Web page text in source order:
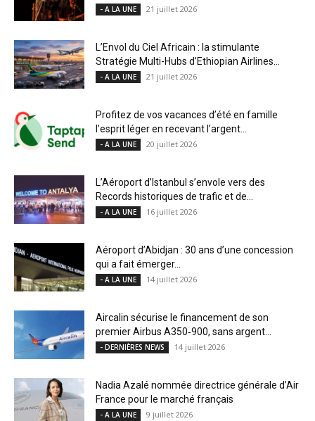
- A LA UNE 21 juillet 2026
L’Envol du Ciel Africain : la stimulante
Stratégie Multi-Hubs d’Ethiopian Airlines...
- A LA UNE 21 juillet 2026
Profitez de vos vacances d’été en famille
l’esprit léger en recevant l’argent...
- A LA UNE 20 juillet 2026
L’Aéroport d’Istanbul s’envole vers des
Records historiques de trafic et de...
- A LA UNE 16 juillet 2026
Aéroport d’Abidjan : 30 ans d’une concession
qui a fait émerger...
- A LA UNE 14 juillet 2026
Aircalin sécurise le financement de son
premier Airbus A350‑900, sans argent...
- DERNIÈRES NEWS 14 juillet 2026
Nadia Azalé nommée directrice générale d’Air
France pour le marché français
- A LA UNE 9 juillet 2026